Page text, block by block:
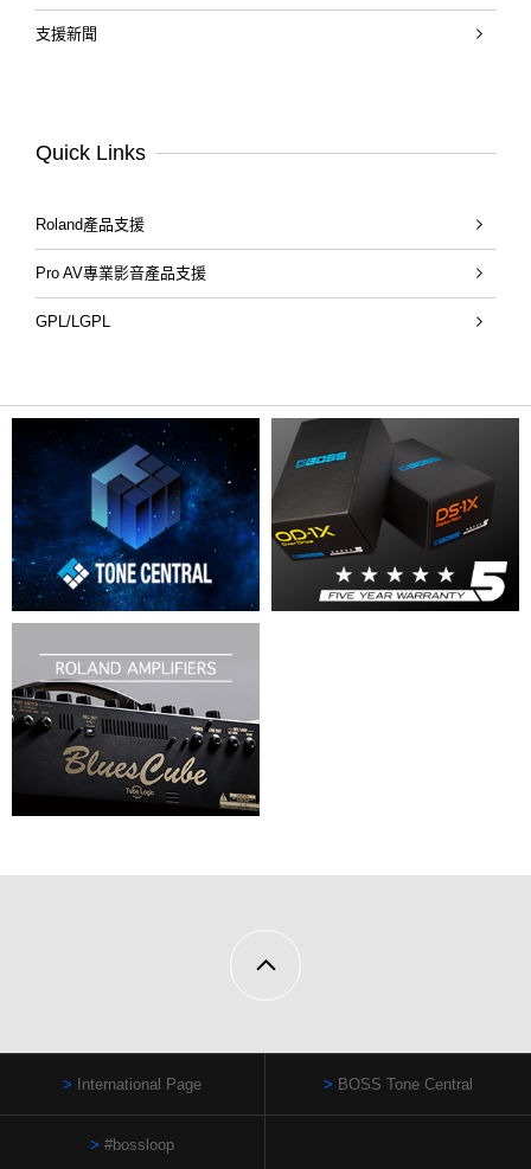
支援新聞
Quick Links
Roland產品支援
Pro AV專業影音產品支援
GPL/LGPL
International Page BOSS Tone Central
#bossloop